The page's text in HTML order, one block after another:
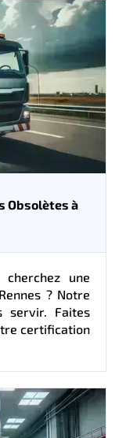
Obsolètes à
une
? Notre
servir. Faites
certification